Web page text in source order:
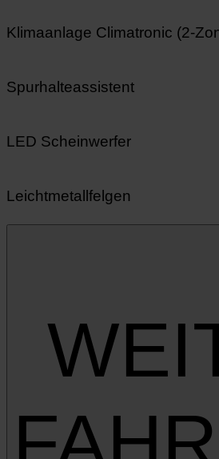
Klimaanlage Climatronic
Spurhalteassistent
LED Scheinwerfer
Leichtmetallfelgen